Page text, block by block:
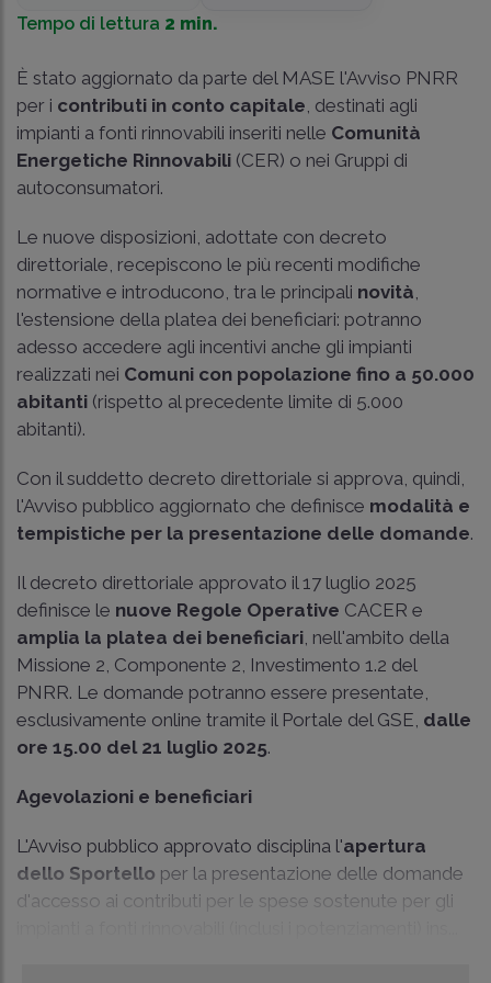
Tempo di lettura 2 min.
È stato aggiornato da parte del MASE l'Avviso PNRR
per i contributi in conto capitale , destinati agli
impianti a fonti rinnovabili inseriti nelle Comunità
Energetiche Rinnovabili (CER) o nei Gruppi di
autoconsumatori.
Le nuove disposizioni, adottate con decreto
direttoriale, recepiscono le più recenti modifiche
normative e introducono, tra le principali novità
l'estensione della platea dei beneficiari: potranno
adesso accedere agli incentivi anche gli impianti
realizzati nei Comuni con popolazione fino a 50.000
abitanti (rispetto al precedente limite di 5.000
abitanti).
Con il suddetto decreto direttoriale si approva, quindi,
l'Avviso pubblico aggiornato che definisce modalità e
tempistiche per la presentazione delle domande.
Il decreto direttoriale approvato il 17 luglio 2025
definisce le nuove Regole Operative CACER e
amplia la platea dei beneficiari , nell'ambito della
Missione 2, Componente 2, Investimento 1.2 del
PNRR. Le domande potranno essere presentate,
esclusivamente online tramite il Portale del GSE, dalle
ore 15.00 del 21 luglio 2025.
Agevolazioni e beneficiari
L'Avviso pubblico approvato disciplina l'apertura
dello Sportello per la presentazione delle domande
d'accesso ai contributi per le spese sostenute per gli